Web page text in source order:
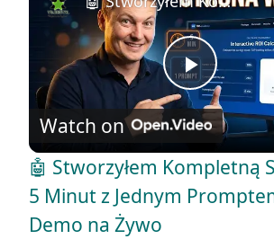
P
l
a
Watch on
🤖 Stworzyłem Kompletną
5 Minut z Jednym
Demo na Żywo